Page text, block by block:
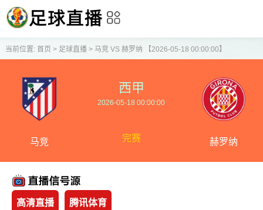
当前位置: 首页 > 足球直播> 马竞 VS 赫罗纳 【2026-05-18 00:00:00】
马竞
西甲
2026-05-18 00:00:00
完赛 赫罗纳
高清直播 腾讯体育